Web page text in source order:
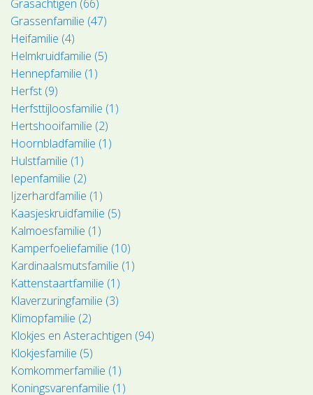
Grasachtigen (66)
Grassenfamilie (47)
Heifamilie (4)
Helmkruidfamilie (5)
Hennepfamilie (1)
Herfst (9)
Herfsttijloosfamilie (1)
Hertshooifamilie (2)
Hoornbladfamilie (1)
Hulstfamilie (1)
Iepenfamilie (2)
Ijzerhardfamilie (1)
Kaasjeskruidfamilie (5)
Kalmoesfamilie (1)
Kamperfoeliefamilie (10)
Kardinaalsmutsfamilie (1)
Kattenstaartfamilie (1)
Klaverzuringfamilie (3)
Klimopfamilie (2)
Klokjes en Asterachtigen (94)
Klokjesfamilie (5)
Komkommerfamilie (1)
Koningsvarenfamilie (1)